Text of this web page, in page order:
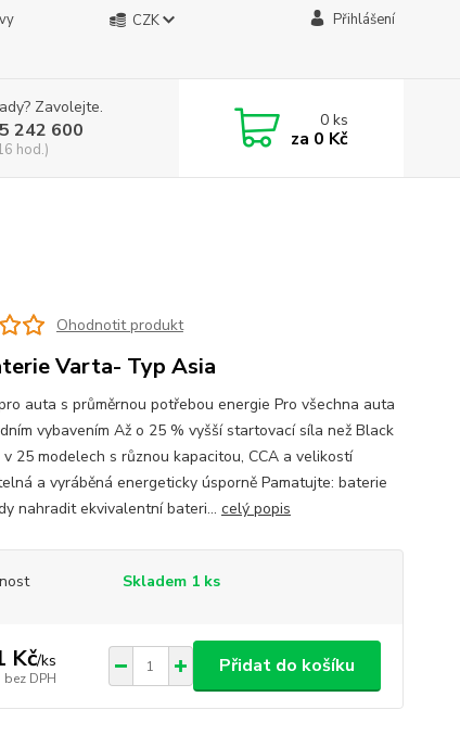
CZK Přihlášení
Zavolejte.
242 600
hod.)
0ks
za 0 Kč
Ohodnotit produkt
Varta- Typ Asia
auta s průměrnou potřebou energie Pro všechna auta
vybavením Až o 25 % vyšší startovací síla než Black
25 modelech s různou kapacitou, CCA a velikostí
a vyráběná energeticky úsporně Pamatujte: baterie
nahradit ekvivalentní bateri... celý popis
Skladem 1 ks
Kč/ks
bez DPH
Přidat do košíku